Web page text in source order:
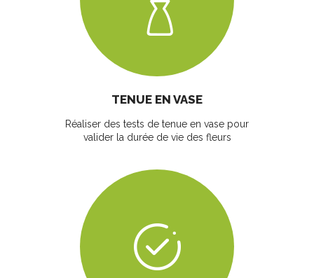
TENUE EN VASE
Réaliser des tests de tenue en vase pour
valider la durée de vie des fleurs